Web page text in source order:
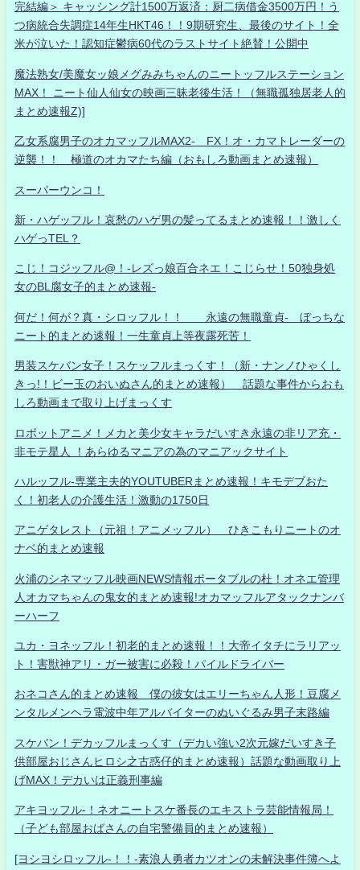
完結編＞ キャッシング計1500万返済：厨二病借金3500万円！う
つ病統合失調症14年生HKT46！！9期研究生、最後のサイト！全
米が泣いた！認知症鬱病60代のラストサイト絶賛！公開中
魔法熟女/美魔女ッ娘メグみみちゃんのニートッフルステーション
MAX！ ニート仙人仙女の映画三昧老後生活！（無職孤独居老人的
まとめ速報Z)]
乙女系腐男子のオカマッフルMAX2- FX！オ・カマトレーダーの
逆襲！！ 極道のオカマたち編（おもしろ動画まとめ速報）
スーパーウンコ！
新・ハゲッフル！哀愁のハゲ男の髪ってるまとめ速報！！激しく
ハゲっTEL？
こじ！コジッフル@！-レズっ娘百合ネエ！こじらせ！50独身処
女のBL腐女子的まとめ速報-
何だ！何が？真・シロッフル！！ 永遠の無職童貞- ぼっちな
ニート的まとめ速報！一生童貞上等夜露死苦！
男装スケバン女子！スケッフルまっくす！（新・ナンノひゃくし
きっ!！ビー玉のおいぬさん的まとめ速報） 話題な事件からおも
しろ動画まで取り上げまっくす
ロボットアニメ！メカと美少女キャラだいすき永遠の非リア充・
非モテ星人 ！あらゆるマニアの為のマニアックサイト
ハルッフル-専業主夫的YOUTUBERまとめ速報！キモデブおた
く！初老人の介護生活！激動の1750日
アニゲタレスト（元祖！アニメッフル） ひきこもりニートのオ
ナベ的まとめ速報
火浦のシネマッフル映画NEWS情報ポータブルの杜！オネエ管理
人オカマちゃんの鬼女的まとめ速報!オカマッフルアタックナンバ
ーハーフ
ユカ・ヨネッフル！初老的まとめ速報！！大帝イタチにラリアッ
ト！害獣神アリ・ガー被害に必殺！パイルドライバー
おネコさん的まとめ速報 僕の彼女はエリーちゃん人形！豆腐メ
ンタルメンヘラ電波中年アルバイターのぬいぐるみ男子末路編
スケバン！デカッフルまっくす（デカい強い2次元嫁だいすき子
供部屋おじさんヒロシ之古惑仔的まとめ速報）話題な動画取り上
げMAX！デカいは正義刑事編
アキヨッフル-！ネオニートスケ番長のエキストラ芸能情報局！
（子ども部屋おばさんの自宅警備員的まとめ速報）
[ヨシヨシロッフル-！！-素浪人勇者カツオンの未解決事件簿へよ